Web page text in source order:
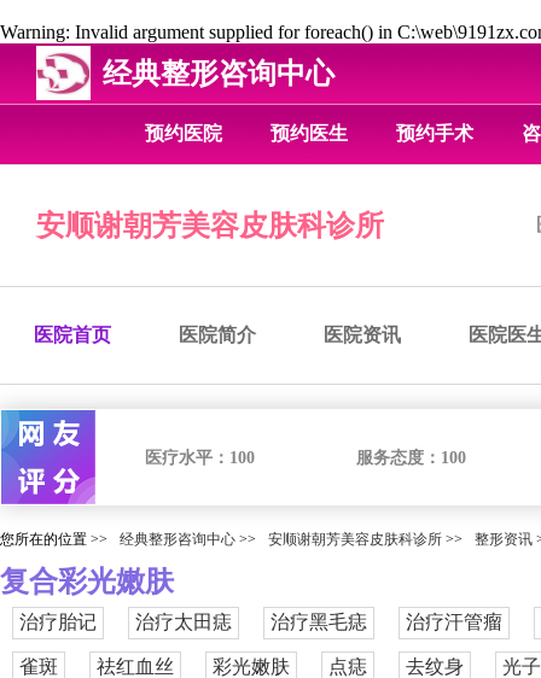
Warning: Invalid argument supplied for foreach() in
经典整形咨询中心
预约医院 预约医生 预约手术
安顺谢朝芳美容皮肤科诊所
医院首页 医院简介 医院资讯 医院医
医疗水平： 100 服务态度： 100
您所在的位置 >> 经典整形咨询中心 >> 安顺谢朝芳美容皮肤科诊所 >> 整形资讯
复合彩光嫩肤
治疗胎记 治疗太田痣 治疗黑毛痣 治疗汗管瘤
雀斑 祛红血丝 彩光嫩肤 点痣 去纹身 光